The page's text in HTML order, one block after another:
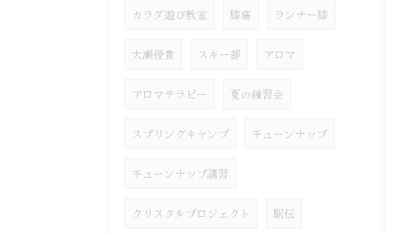
カラダ遊び教室 膝痛 ランナー膝
大瀬優貴 スキー部 アロマ
アロマテラピー 夏の練習会
スプリングキャンプ チューンナップ
チューンナップ講習
クリスタルプロジェクト 駅伝